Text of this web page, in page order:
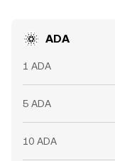
ADA
1 ADA
5 ADA
10 ADA